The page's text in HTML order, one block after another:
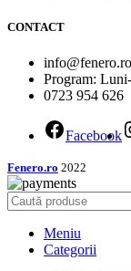
CONTACT
info@fenero.ro
Program:
0723 954 626
Facebook
Fenero.ro 2022
Meniu
Categorii